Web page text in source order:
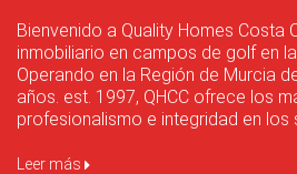
Bienvenido a Quality Homes Costa
inmobiliario en campos de golf en
Operando en la Región de Murcia
años. est. 1997, QHCC ofrece los
profesionalismo e integridad en los
Leer más